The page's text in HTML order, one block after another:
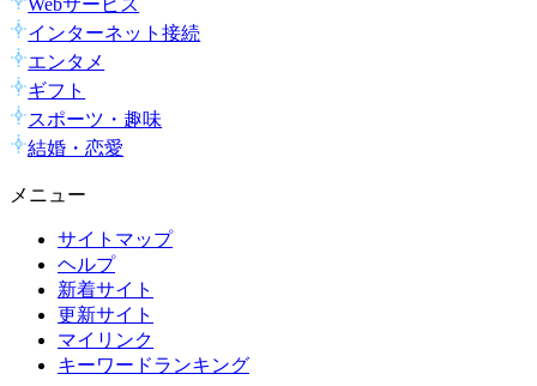
Webサービス
インターネット接続
エンタメ
ギフト
スポーツ・趣味
結婚・恋愛
メニュー
サイトマップ
ヘルプ
新着サイト
更新サイト
マイリンク
キーワードランキング